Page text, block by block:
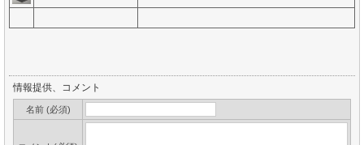
情報提供、コメント
名前 (必須)